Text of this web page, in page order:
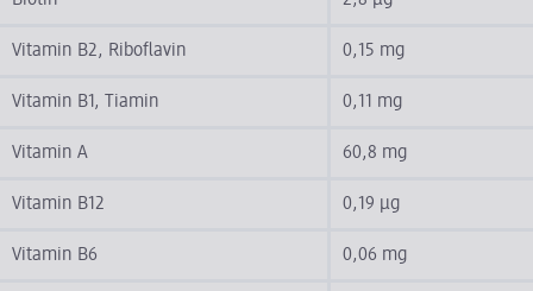
Vitamin B2, Riboflavin 0,15 mg
Vitamin B1, Tiamin 0,11 mg
Vitamin A 60,8 mg
Vitamin B12 0,19 µg
Vitamin B6 0,06 mg